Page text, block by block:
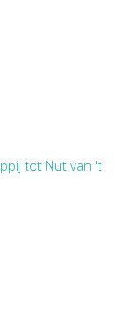
tot Nut van 't